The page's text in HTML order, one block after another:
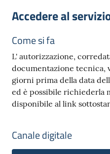
Accedere al
Come si fa
L' autorizzazione,
documentazione tecnica,
giorni prima della data
ed è possibile richiederla
disponibile al link
Canale digitale